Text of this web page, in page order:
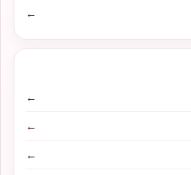
←
←
←
←